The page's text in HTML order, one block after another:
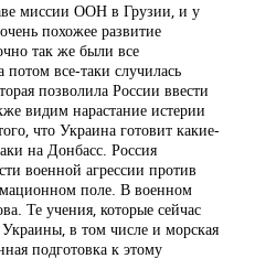
миссии ООН в Грузии, и у
похожее развитие
так же были все
все-таки случилась
позволила России ввести
видим нарастание истерии
что Украина готовит какие-
на Донбасс. Россия
военной агрессии против
поле. В военном
Те учения, которые сейчас
в том числе и морская
подготовка к этому